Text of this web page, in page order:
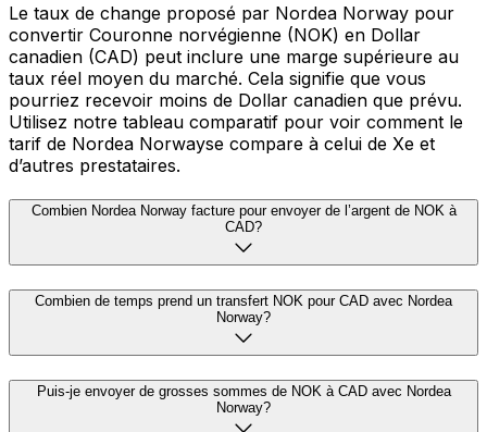
Le taux de change proposé par Nordea Norway pour
convertir Couronne norvégienne (NOK) en Dollar
canadien (CAD) peut inclure une marge supérieure au
taux réel moyen du marché. Cela signifie que vous
pourriez recevoir moins de Dollar canadien que prévu.
Utilisez notre tableau comparatif pour voir comment le
tarif de Nordea Norwayse compare à celui de Xe et
d’autres prestataires.
Combien Nordea Norway facture pour envoyer de l’argent de NOK à
CAD?
Combien de temps prend un transfert NOK pour CAD avec Nordea
Norway?
Puis-je envoyer de grosses sommes de NOK à CAD avec Nordea
Norway?